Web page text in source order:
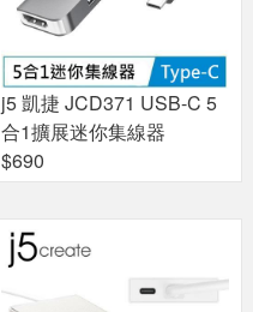
j5 凱捷 JCD371 USB-C 5
合1擴展迷你集線器
$690